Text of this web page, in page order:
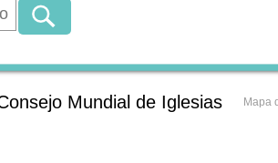
Mundial de Iglesias Mapa